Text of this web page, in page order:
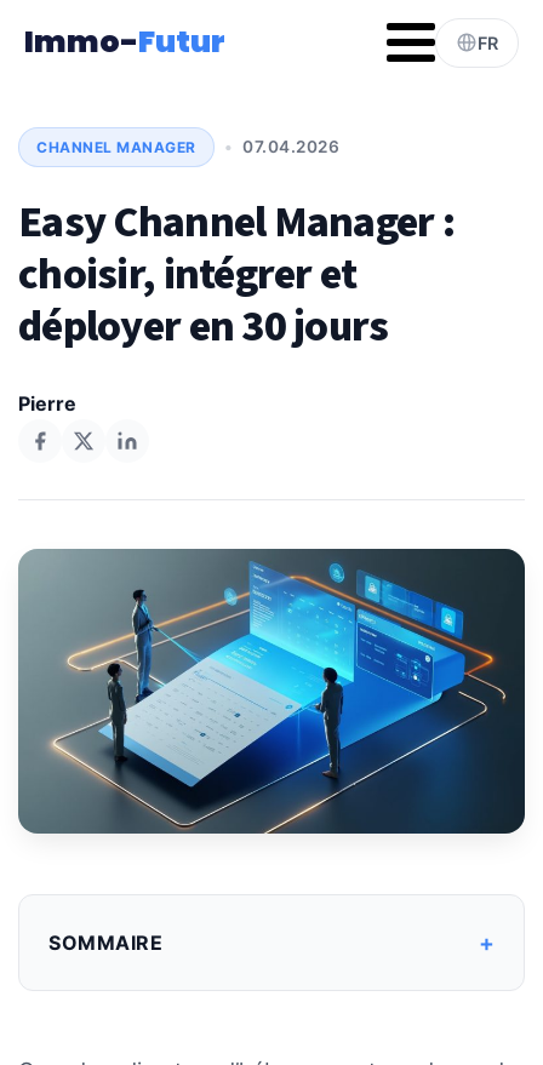
Immo-Futur FR
CHANNEL MANAGER • 07.04.2026
Easy Channel Manager :
choisir, intégrer et
déployer en 30 jours
Pierre
SOMMAIRE +